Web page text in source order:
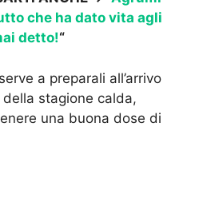
che ha dato vita agli
detto!“
a preparali all’arrivo
stagione calda,
una buona dose di